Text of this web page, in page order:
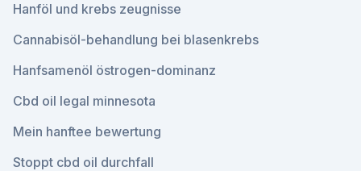
Hanföl und krebs zeugnisse
Cannabisöl-behandlung bei blasenkrebs
Hanfsamenöl östrogen-dominanz
Cbd oil legal minnesota
Mein hanftee bewertung
Stoppt cbd oil durchfall